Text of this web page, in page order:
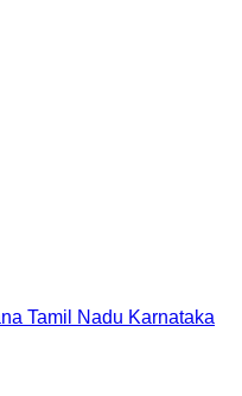
Tamil Nadu Karnataka